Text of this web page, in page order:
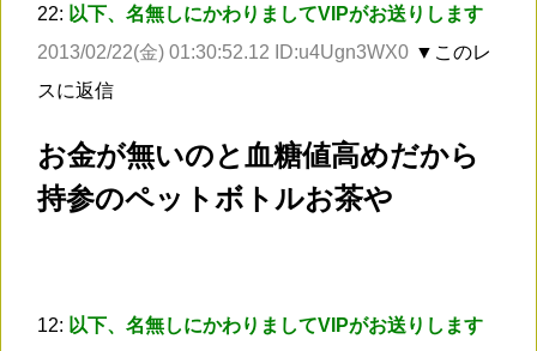
22: 以下、名無しにかわりましてVIPがお送りします
2013/02/22(金) 01:30:52.12 ID:u4Ugn3WX0 ▼このレ
スに返信
お金が無いのと血糖値高めだから
持参のペットボトルお茶や
12: 以下、名無しにかわりましてVIPがお送りします